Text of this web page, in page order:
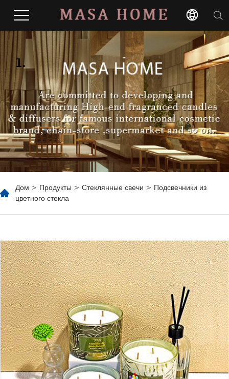
1.
Дом > Продукты > Стеклянные свечи > Подсвечники из
цветного стекла